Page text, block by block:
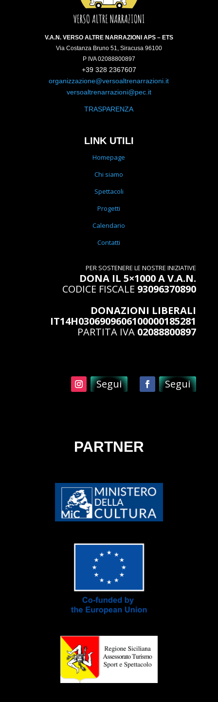
V.A.N. VERSO ALTRE NARRAZIONI APS – ETS
Via Costanza Bruno 51, Siracusa 96100
P IVA 02088800897
+39 328 2367607
organizzazione@versoaltrenarrazioni.it
versoaltrenarrazioni@pec.it
TRASPARENZA
LINK UTILI
Homepage
Chi siamo
Spettacoli
Progetti
Calendario
Contatti
PER SOSTENERE LE NOSTRE INIZIATIVE
DONA IL 5×1000 A V.A.N.
CODICE FISCALE 93096370890
DONAZIONI LIBERALI
IT14H0306909606100000185281
PARTITA IVA 02088800897
Segui Segui
PARTNER